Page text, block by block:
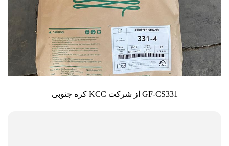
GF-CS331 از شرکت KCC کره جنوبی